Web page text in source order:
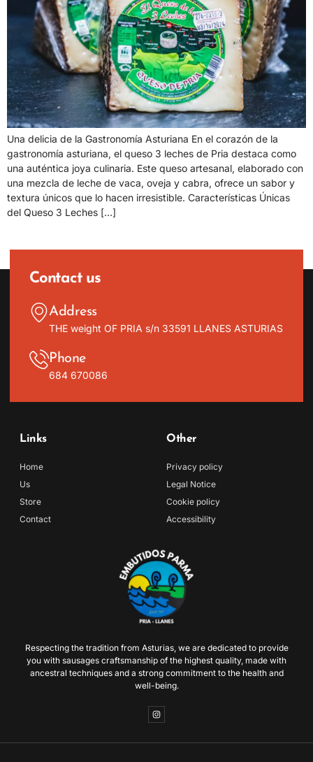
Una delicia de la Gastronomía Asturiana En el corazón de la
gastronomía asturiana, el queso 3 leches de Pria destaca como
una auténtica joya culinaria. Este queso artesanal, elaborado con
una mezcla de leche de vaca, oveja y cabra, ofrece un sabor y
textura únicos que lo hacen irresistible. Características Únicas
del Queso 3 Leches […]
Contact us
Address
THE weight OF PRIA s/n 33591 LLANES ASTURIAS
Phone
684 670086
Links
Home
Us
Store
Contact
Other
Privacy policy
Legal Notice
Cookie policy
Accessibility
Respecting the tradition from Asturias, we are dedicated to provide
you with sausages craftsmanship of the highest quality, made with
ancestral techniques and a strong commitment to the health and
well-being.